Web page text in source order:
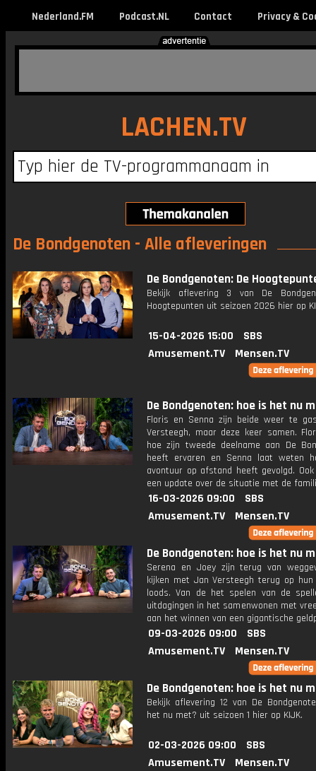
Nederland.FM Podcast.NL Contact Privacy &
LACHEN.TV
De Bondgenoten - Alle afleveringen
De Bondgenoten: De
Bekijk aflevering 3 van De
Hoogtepunten uit seizoen 2026 hier op
15-04-2026 15:00
SBS
Amusement.TV
Mensen.TV
De Bondgenoten: hoe is het nu
Floris en Senna zijn beide weer te
Versteegh, maar deze keer samen.
hoe zijn tweede deelname aan De
heeft ervaren en Senna laat weten
avontuur op afstand heeft gevolgd.
een update over de situatie met de
16-03-2026 09:00
SBS
Amusement.TV
Mensen.TV
De Bondgenoten: hoe is het nu
Serena en Joey zijn terug van
kijken met Jan Versteegh terug op
loods. Van de het spelen van de
uitdagingen in het samenwonen met
aan het winnen van een gigantische
09-03-2026 09:00
SBS
Amusement.TV
Mensen.TV
De Bondgenoten: hoe is het nu
Bekijk aflevering 12 van De
het nu met? uit seizoen 1 hier op KIJK.
02-03-2026 09:00
SBS
Amusement.TV
Mensen.TV